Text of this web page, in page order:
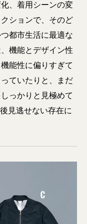
、着用シーンの変
ションで、そのど
都市生活に最適な
機能とデザイン性
能性に偏りすぎて
ていたりと、まだ
っかりと見極めて
見逃せない存在に